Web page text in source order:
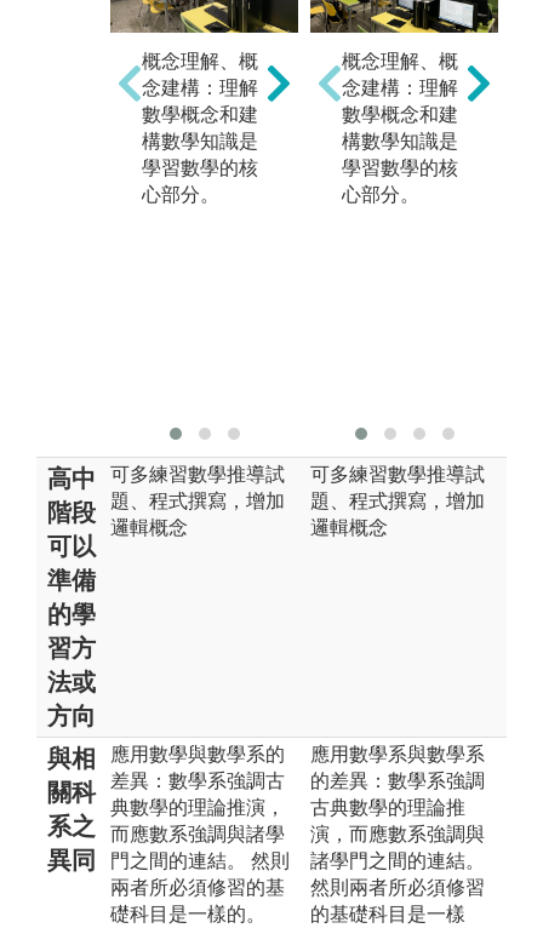
概念理解、概
念建構：理解
數學概念和建
構數學知識是
學習數學的核
心部分。
學推理是一種
關鍵的思考方
式，可以應用
於各種學科和
日常生活中的
決策和問題解
概念理解、概
念建構：理解
數學概念和建
構數學知識是
學習數學的核
心部分。
高中
階段
可以
準備
的學
習方
法或
方向
可多練習數學推導試
題、程式撰寫，增加
邏輯概念
可多練習數學推導試
題、程式撰寫，增加
邏輯概念
與相
關科
系之
異同
應用數學與數學系的
差異：數學系強調古
典數學的理論推演，
而應數系強調與諸學
門之間的連結。 然則
兩者所必須修習的基
礎科目是一樣的。
應用數學系與數學系
的差異：數學系強調
古典數學的理論推
演，而應數系強調與
諸學門之間的連結。
然則兩者所必須修習
的基礎科目是一樣